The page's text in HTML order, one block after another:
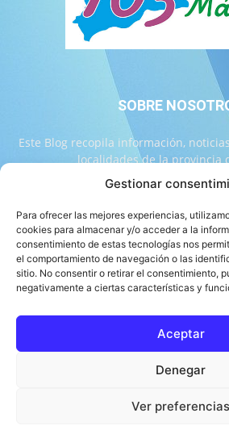
Gestionar
Para ofrecer las mejores experiencias,
cookies para almacenar y/o acceder a la
consentimiento de estas tecnologías nos
el comportamiento de navegación o las
sitio. No consentir o retirar el consentimiento,
negativamente a ciertas características y
Aceptar
Denegar
Ver preferencias
SOBRE
Este Blog recopila información,
localidades de la provincia
Contáctanos:
SÍGUENOS
Equipo de 103 Málaga
Aviso Legal